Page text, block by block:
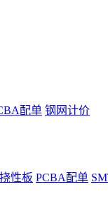
配单 钢网计价
性板 PCBA配单